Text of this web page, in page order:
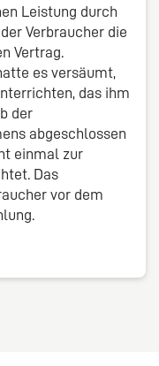
Leistung durch
Verbraucher die
Vertrag.
es versäumt,
das ihm
der
abgeschlossen
einmal zur
Das
vor dem